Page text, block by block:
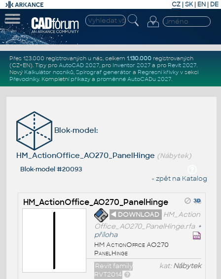
CZ | SK| EN | DE
Přes 123.000 registrovaných u nás, celkem 1.130.000registrovaných
(CZ+EN). Tipy pro AutoCAD 2027, pro Inventor 2027a pro Revit 2027.
Nový Kalkulátor nosníků, Spirograf generátor a Regresní křivkyv sekci
Převodníky. Kompletní příkazya proměnné AutoCADu 2027.
Blok-model:
HM_ActionOffice_AO270_PanelHinge (Nábytek)
Blok-model #20093
« zpět na Katalog
HM_ActionOffice_AO270_PanelHinge
◄ DOWNLOAD HM_Action
Office_AO270_PanelHinge.rfa +
příloha
HM ActionOffice AO270
PanelHinge
kat:Nábytek
Revit family
RVT2014